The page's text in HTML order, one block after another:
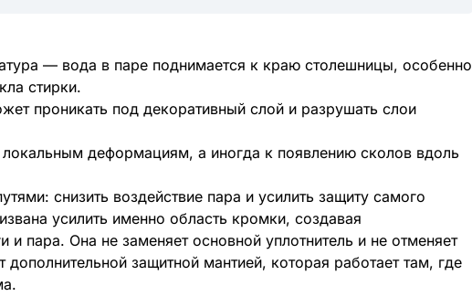
— вода в паре поднимается к краю столешницы, особенно
стирки.
проникать под декоративный слой и разрушать слои
деформациям, а иногда к появлению сколов вдоль
снизить воздействие пара и усилить защиту самого
усилить именно область кромки, создавая
и пара. Она не заменяет основной уплотнитель и не отменяет
защитной мантией, которая работает там, где